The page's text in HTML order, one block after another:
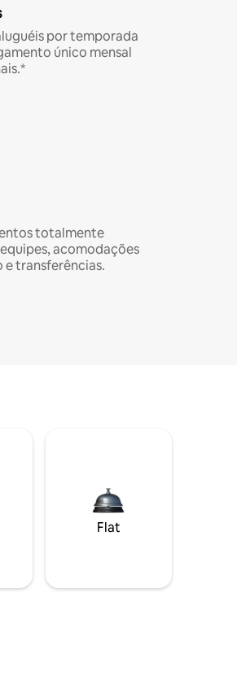
por temporada
único mensal
totalmente
acomodações
e transferências.
Flat